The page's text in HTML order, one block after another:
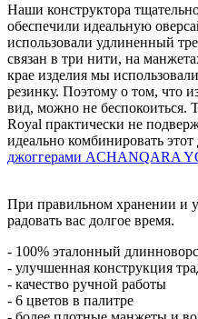
Наши конструктора
обеспечили идеальную
использовали удлиненный
связан в три нити, на
крае изделия мы
резинку. Поэтому о том, что
вид, можно не беспокоиться.
Royal практически не
идеально комбинировать
джоггерами ACHANQARA
При правильном хранении и
радовать вас долгое время.
- 100% эталонный
- улучшенная конструкция
- качество ручной работы
- 6 цветов в палитре